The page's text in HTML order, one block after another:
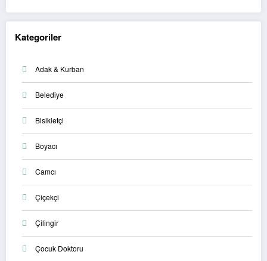
Kategoriler
Adak & Kurban
Belediye
Bisikletçi
Boyacı
Camcı
Çiçekçi
Çilingir
Çocuk Doktoru